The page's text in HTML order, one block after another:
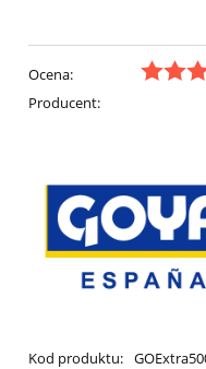
Ocena:
Producent:
Kod produktu: